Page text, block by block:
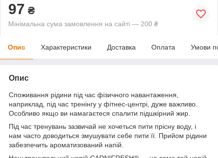
97 ₴
Мінімальна сума замовлення на сайті — 200 ₴
Опис Характеристики Доставка Оплата Умови
Опис
Споживання рідини під час фізичного навантаження,
наприклад, під час тренінгу у фітнес-центрі, дуже важливо.
Особливо якщо ви намагаєтеся спалити підшкірний жир.
Під час тренувань зазвичай не хочеться пити прісну воду, і
нам часто доводиться змушувати себе пити її. Прийом рідини
забезпечить ароматизований напій.